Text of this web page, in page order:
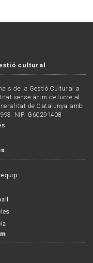
cultural
de la Gestió Cultural a
sense ànim de lucre al
de Catalunya amb
NIF: G60291408